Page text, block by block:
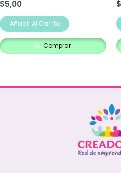
$5,00
Añadir Al Carrito
Comprar
$